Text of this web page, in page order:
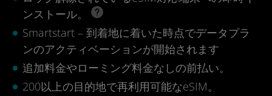
ンストール。
Smartstart – 到着地に着いた時点でデータプラ
ンのアクティベーションが開始されます
追加料金やローミング料金なしの前払い。
200以上の目的地で再利用可能なeSIM。